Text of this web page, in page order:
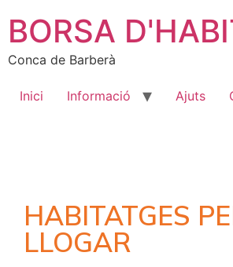
BORSA
Conca de Barberà
Inici Informació Ajuts
HABITATGES
LLOGAR